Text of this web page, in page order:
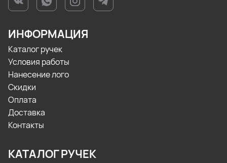
ИНФОРМАЦИЯ
Каталог ручек
Условия работы
Нанесение лого
Скидки
Оплата
Доставка
Контакты
КАТАЛОГ РУЧЕК